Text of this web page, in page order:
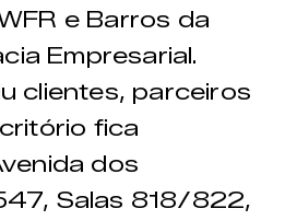
e Barros da
Empresarial.
clientes, parceiros
fica
dos
Salas 818/822,